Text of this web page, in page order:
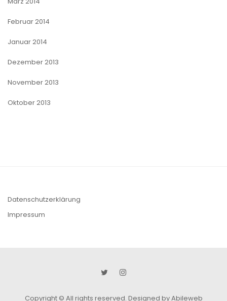
Februar 2014
Januar 2014
Dezember 2013
November 2013
Oktober 2013
Datenschutzerklärung
Impressum
Copyright © All rights reserved. Designed by Abileweb